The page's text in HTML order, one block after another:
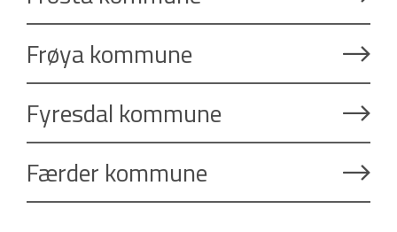
Frøya kommune
Fyresdal kommune
Færder kommune